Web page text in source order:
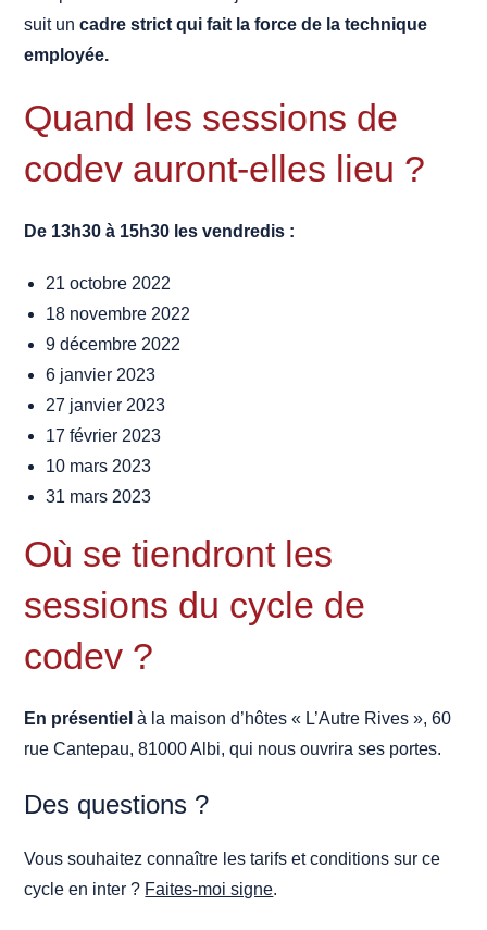
suit uncadre strict qui fait la force de la technique
employée.
Quand les sessions de
codev auront-elles lieu ?
De 13h30 à 15h30 les vendredis :
21 octobre 2022
18 novembre 2022
9 décembre 2022
6 janvier 2023
27 janvier 2023
17 février 2023
10 mars 2023
31 mars 2023
Où se tiendront les
sessions du cycle de
codev ?
En présentiel à la maison d’hôtes « L’Autre Rives », 60
rue Cantepau, 81000 Albi, qui nous ouvrira ses portes.
Des questions ?
Vous souhaitez connaître les tarifs et conditions sur ce
cycle en inter ? Faites-moi signe.